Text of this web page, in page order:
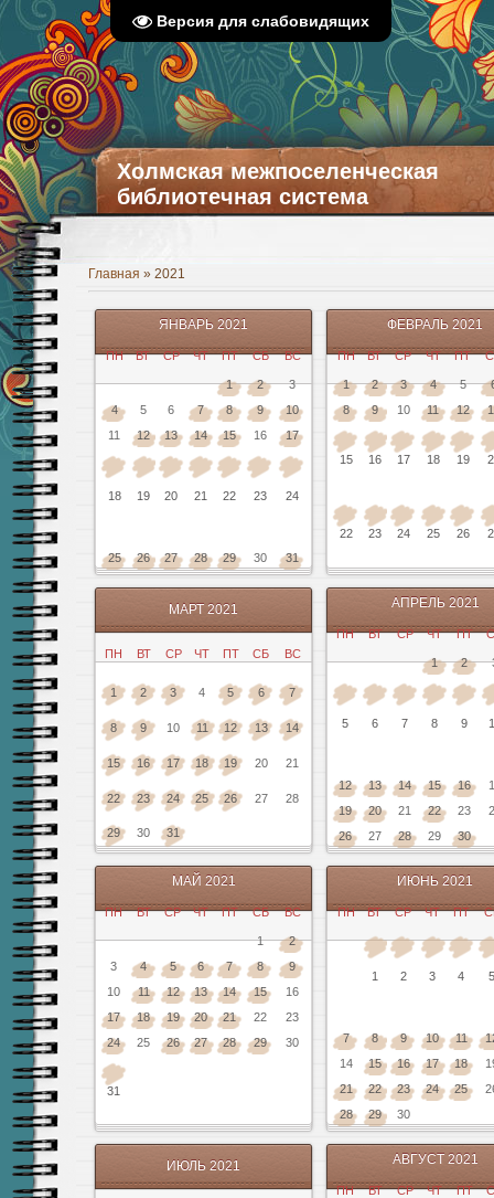
Версия для слабовидящих
Холмская межпоселенческая
библиотечная система
Главная » 2021
ЯНВАРЬ 2021
ПН ВТ СР ЧТ ПТ СБ ВС
1 2
3
4
5 6 7 8 9
10
11
12 13 14 15 16 17
18 19 20 21 22 23 24
25 26 27 28 29 30 31
ФЕВРАЛЬ 2021
ПН ВТ СР ЧТ ПТ
1 2 3 4 5
8
9 10 11 12
15 16 17 18 19
22 23 24 25 26
МАРТ 2021
ПН ВТ СР ЧТ ПТ СБ ВС
1 2 3 4 5 6 7
8 9 10 11 12 13 14
15 16 17 18 19 20 21
22 23 24 25 26 27 28
29 30 31
АПРЕЛЬ 2021
ПН ВТ СР ЧТ ПТ
1 2
5 6 7 8 9
12 13 14 15 16
19
20 21 22 23
26
27 28 29 30
МАЙ 2021
ПН ВТ СР ЧТ ПТ СБ ВС
1
2
3
4 5 6 7 8
9
10
11 12 13 14 15
16
17
18 19 20 21 22
23
24
25 26 27 28 29 30
31
ИЮНЬ 2021
ПН ВТ СР ЧТ ПТ
1 2 3 4 5
7 8 9 10 11
14
15 16 17 18
21
22 23 24 25
28
29 30
ИЮЛЬ 2021 АВГУСТ 2021
ПН ВТ СР ЧТ ПТ